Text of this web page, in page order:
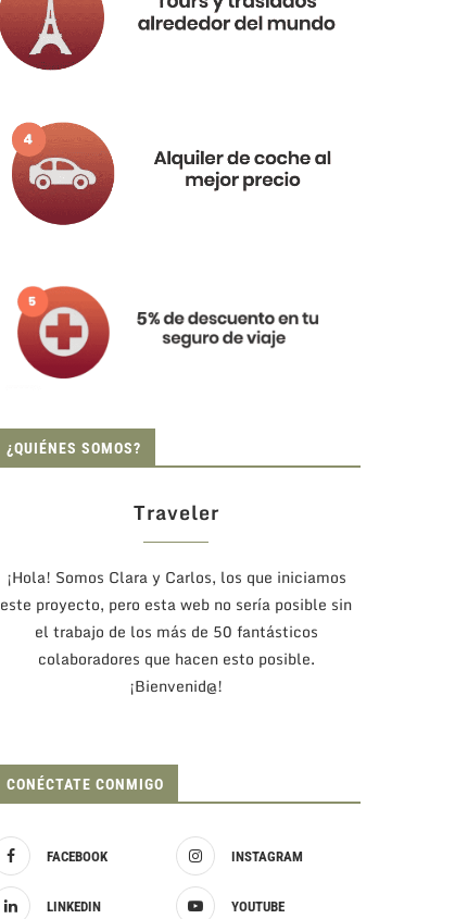
¿QUIÉNES SOMOS?
Traveler
¡Hola! Somos Clara y Carlos, los que iniciamos
este proyecto, pero esta web no sería posible sin
el trabajo de los más de 50 fantásticos
colaboradores que hacen esto posible.
¡Bienvenid@!
CONÉCTATE CONMIGO
FACEBOOK INSTAGRAM
LINKEDIN YOUTUBE